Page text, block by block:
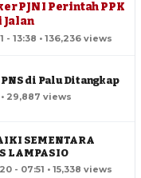
PJN I Perintah PPK
Jalan
13:38 • 136,236 views
di Palu Ditangkap
29,887 views
SEMENTARA
LAMPASIO
- 07:51 • 15,338 views